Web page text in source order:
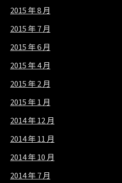
2015 年 8 月
2015 年 7 月
2015 年 6 月
2015 年 4 月
2015 年 2 月
2015 年 1 月
2014 年 12 月
2014 年 11 月
2014 年 10 月
2014 年 7 月